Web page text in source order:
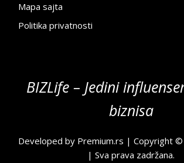
Mapa sajta
Politika privatnosti
BIZLife – Jedini
biznisa
Developed by Premium.rs | Copyright
| Sva prava zadržana.